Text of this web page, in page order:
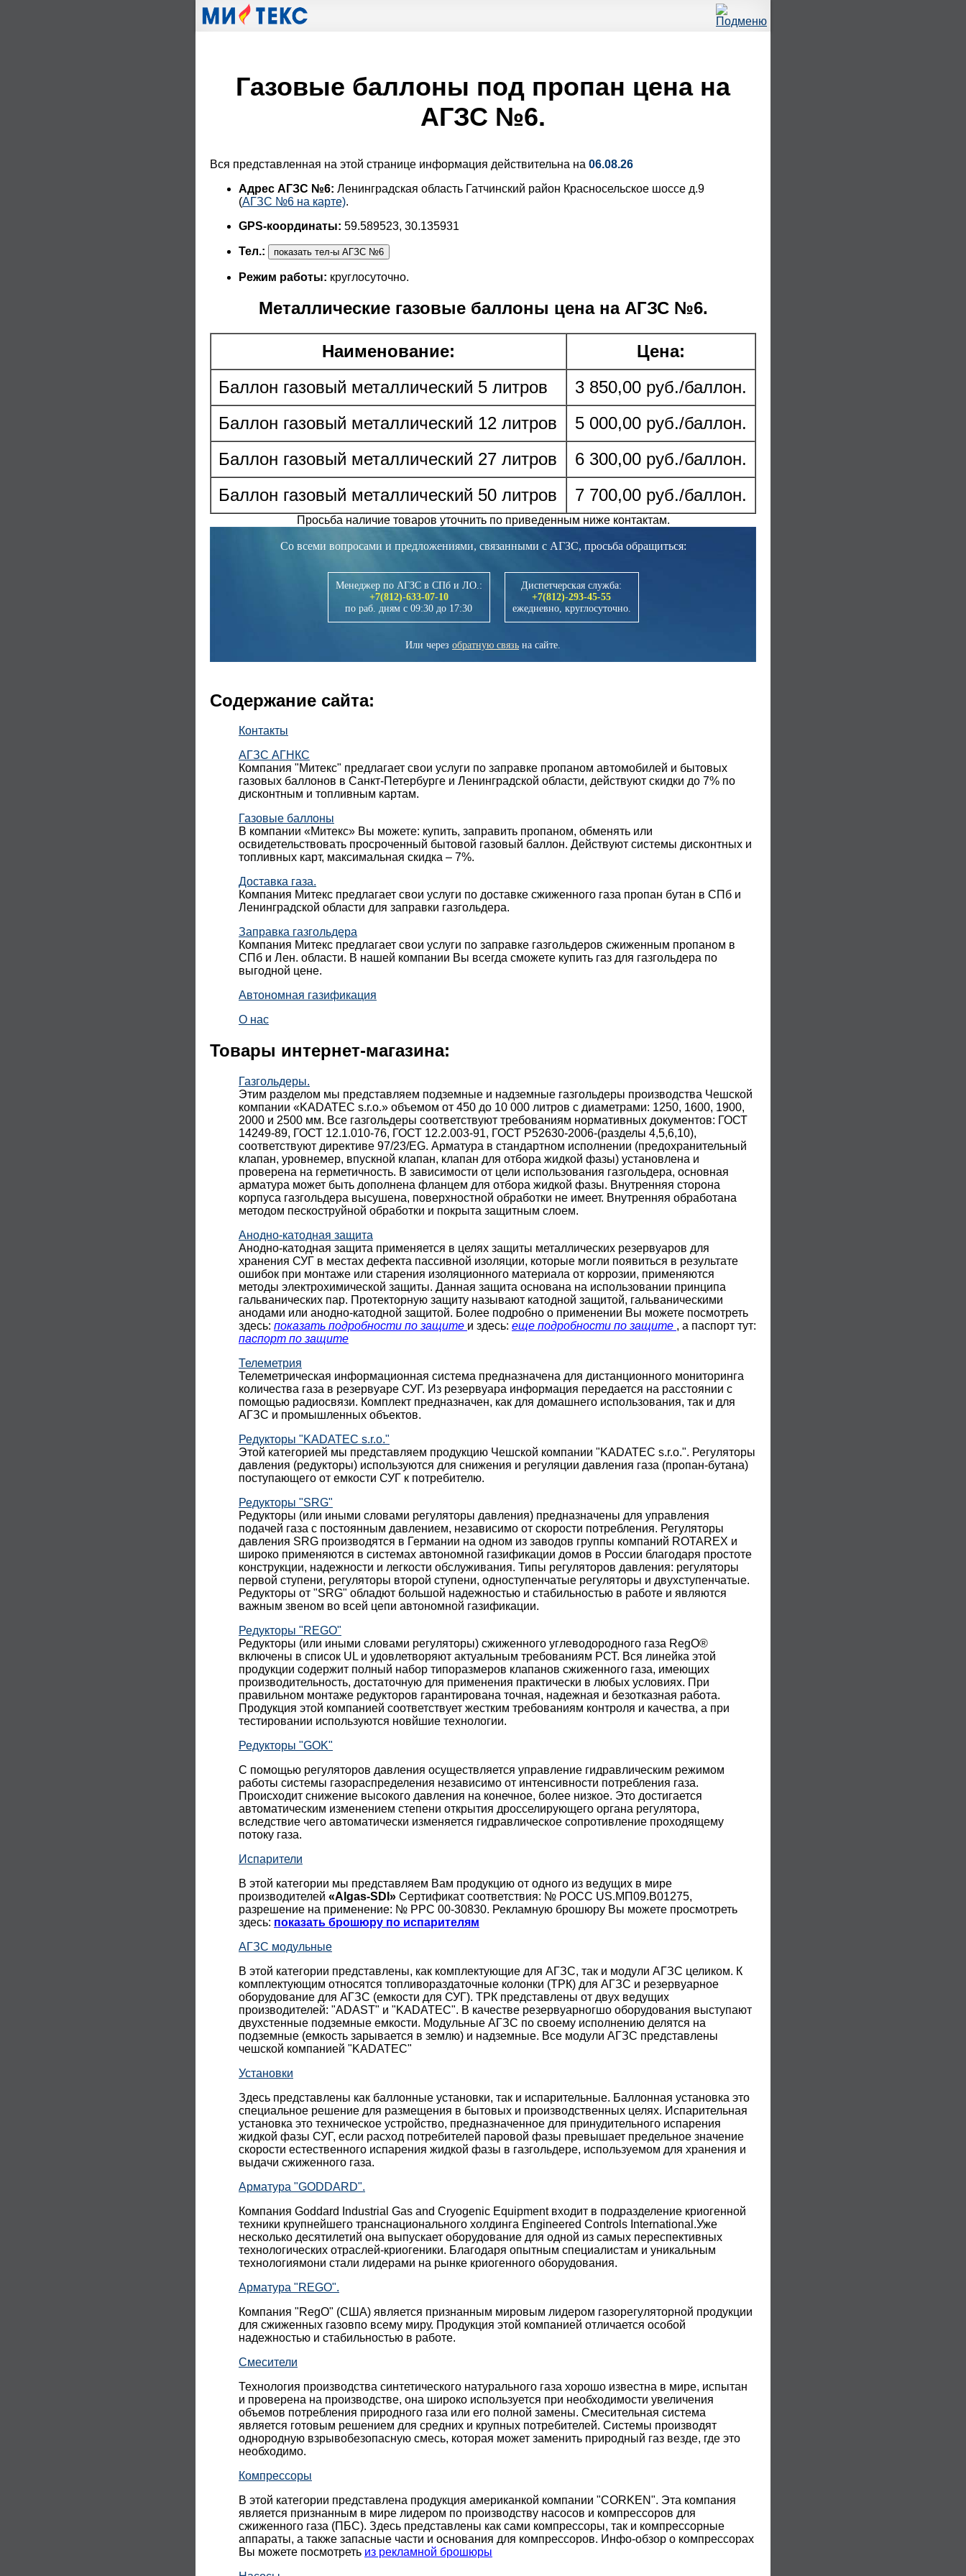
Газовые баллоны под пропан цена на
АГЗС №6.
Вся представленная на этой странице информация действительна на 06.08.26
Адрес АГЗС №6: Ленинградская область Гатчинский район Красносельское шоссе д.9
(АГЗС №6 на карте).
GPS-координаты: 59.589523, 30.135931
Тел.:
Режим работы: круглосуточно.
Металлические газовые баллоны цена на АГЗС №6.
Наименование:
Цена:
Баллон газовый металлический 5 литров
3 850,00 руб./баллон.
Баллон газовый металлический 12 литров
5 000,00 руб./баллон.
Баллон газовый металлический 27 литров
6 300,00 руб./баллон.
Баллон газовый металлический 50 литров
7 700,00 руб./баллон.
Просьба наличие товаров уточнить по приведенным ниже контактам.
Со всеми вопросами и предложениями, связанными с АГЗС, просьба обращиться:
Менеджер по АГЗС в СПб и ЛО.:
+7(812)-633-07-10
по раб. дням с 09:30 до 17:30
Диспетчерская служба:
+7(812)-293-45-55
ежедневно, круглосуточно.
Или через обратную связь на сайте.
Содержание сайта:
Контакты
АГЗС АГНКС
Компания "Митекс" предлагает свои услуги по заправке пропаном автомобилей и бытовых
газовых баллонов в Санкт-Петербурге и Ленинградской области, действуют скидки до 7% по
дисконтным и топливным картам.
Газовые баллоны
В компании «Митекс» Вы можете: купить, заправить пропаном, обменять или
освидетельствовать просроченный бытовой газовый баллон. Действуют системы дисконтных и
топливных карт, максимальная скидка – 7%.
Доставка газа.
Компания Митекс предлагает свои услуги по доставке сжиженного газа пропан бутан в СПб и
Ленинградской области для заправки газгольдера.
Заправка газгольдера
Компания Митекс предлагает свои услуги по заправке газгольдеров сжиженным пропаном в
СПб и Лен. области. В нашей компании Вы всегда сможете купить газ для газгольдера по
выгодной цене.
Автономная газификация
О нас
Товары интернет-магазина:
Газгольдеры.
Этим разделом мы представляем подземные и надземные газгольдеры производства Чешской
компании «KADATEC s.r.o.» объемом от 450 до 10 000 литров с диаметрами: 1250, 1600, 1900,
2000 и 2500 мм. Все газгольдеры соответствуют требованиям нормативных документов: ГОСТ
14249-89, ГОСТ 12.1.010-76, ГОСТ 12.2.003-91, ГОСТ Р52630-2006-(разделы 4,5,6,10),
соответствуют директиве 97/23/EG. Арматура в стандартном исполнении (предохранительный
клапан, уровнемер, впускной клапан, клапан для отбора жидкой фазы) установлена и
проверена на герметичность. В зависимости от цели использования газгольдера, основная
арматура может быть дополнена фланцем для отбора жидкой фазы. Внутренняя сторона
корпуса газгольдера высушена, поверхностной обработки не имеет. Внутренняя обработана
методом пескоструйной обработки и покрыта защитным слоем.
Анодно-катодная защита
Анодно-катодная защита применяется в целях защиты металлических резервуаров для
хранения СУГ в местах дефекта пассивной изоляции, которые могли появиться в результате
ошибок при монтаже или старения изоляционного материала от коррозии, применяются
методы электрохимической защиты. Данная защита основана на использовании принципа
гальванических пар. Протекторную защиту называют катодной защитой, гальваническими
анодами или анодно-катодной защитой. Более подробно о применении Вы можете посмотреть
здесь: показать подробности по защите и здесь: еще подробности по защите , а паспорт тут:
паспорт по защите
Телеметрия
Телеметрическая информационная система предназначена для дистанционного мониторинга
количества газа в резервуаре СУГ. Из резервуара информация передается на расстоянии с
помощью радиосвязи. Комплект предназначен, как для домашнего использования, так и для
АГЗС и промышленных объектов.
Редукторы "KADATEC s.r.o."
Этой категорией мы представляем продукцию Чешской компании "KADATEC s.r.o.". Регуляторы
давления (редукторы) используются для снижения и регуляции давления газа (пропан-бутана)
поступающего от емкости СУГ к потребителю.
Редукторы "SRG"
Редукторы (или иными словами регуляторы давления) предназначены для управления
подачей газа с постоянным давлением, независимо от скорости потребления. Регуляторы
давления SRG производятся в Германии на одном из заводов группы компаний ROTAREX и
широко применяются в системах автономной газификации домов в России благодаря простоте
конструкции, надежности и легкости обслуживания. Типы регуляторов давления: регуляторы
первой ступени, регуляторы второй ступени, одноступенчатые регуляторы и двухступенчатые.
Редукторы от "SRG" обладют большой надежностью и стабильностью в работе и являются
важным звеном во всей цепи автономной газификации.
Редукторы "REGO"
Редукторы (или иными словами регуляторы) сжиженного углеводородного газа RegO®
включены в список UL и удовлетворяют актуальным требованиям РСТ. Вся линейка этой
продукции содержит полный набор типоразмеров клапанов сжиженного газа, имеющих
производительность, достаточную для применения практически в любых условиях. При
правильном монтаже редукторов гарантирована точная, надежная и безотказная работа.
Продукция этой компанией соответствует жестким требованиям контроля и качества, а при
тестировании используются новйшие технологии.
Редукторы "GOK"
С помощью регуляторов давления осуществляется управление гидравлическим режимом
работы системы газораспределения независимо от интенсивности потребления газа.
Происходит снижение высокого давления на конечное, более низкое. Это достигается
автоматическим изменением степени открытия дросселирующего органа регулятора,
вследствие чего автоматически изменяется гидравлическое сопротивление проходящему
потоку газа.
Испарители
В этой категории мы представляем Вам продукцию от одного из ведущих в мире
производителей «Algas-SDI» Сертификат соответствия: № РОСС US.МП09.В01275,
разрешение на применение: № РРС 00-30830. Рекламную брошюру Вы можете просмотреть
здесь: показать брошюру по испарителям
АГЗС модульные
В этой категории представлены, как комплектующие для АГЗС, так и модули АГЗС целиком. К
комплектующим относятся топливораздаточные колонки (ТРК) для АГЗС и резервуарное
оборудование для АГЗС (емкости для СУГ). ТРК представлены от двух ведущих
производителей: "ADAST" и "KADATEC". В качестве резервуарногшо оборудования выступают
двухстенные подземные емкости. Модульные АГЗС по своему исполнению делятся на
подземные (емкость зарывается в землю) и надземные. Все модули АГЗС представлены
чешской компанией "KADATEC"
Установки
Здесь представлены как баллонные установки, так и испарительные. Баллонная установка это
специальное решение для размещения в бытовых и производственных целях. Испарительная
установка это техническое устройство, предназначенное для принудительного испарения
жидкой фазы СУГ, если расход потребителей паровой фазы превышает предельное значение
скорости естественного испарения жидкой фазы в газгольдере, используемом для хранения и
выдачи сжиженного газа.
Арматура "GODDARD".
Компания Goddard Industrial Gas and Cryogenic Equipment входит в подразделение криогенной
техники крупнейшего транснационального холдинга Engineered Controls International.Уже
несколько десятилетий она выпускает оборудование для одной из самых переспективных
технологических отраслей-криогеники. Благодаря опытным специалистам и уникальным
технологиямони стали лидерами на рынке криогенного оборудования.
Арматура "REGO".
Компания "RegO" (США) является признанным мировым лидером газорегуляторной продукции
для сжиженных газовпо всему миру. Продукция этой компанией отличается особой
надежностью и стабильностью в работе.
Смесители
Технология производства синтетического натурального газа хорошо известна в мире, испытан
и проверена на производстве, она широко используется при необходимости увеличения
объемов потребления природного газа или его полной замены. Смесительная система
является готовым решением для средних и крупных потребителей. Системы производят
однородную взрывобезопасную смесь, которая может заменить природный газ везде, где это
необходимо.
Компрессоры
В этой категории представлена продукция американкой компании "CORKEN". Эта компания
является признанным в мире лидером по производству насосов и компрессоров для
сжиженного газа (ПБС). Здесь представлены как сами компрессоры, так и компрессорные
аппараты, а также запасные части и основания для компрессоров. Инфо-обзор о компрессорах
Вы можете посмотреть из рекламной брошюры